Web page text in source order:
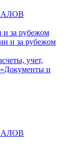
и за рубежом
и за рубежом
учет,
«Документы и